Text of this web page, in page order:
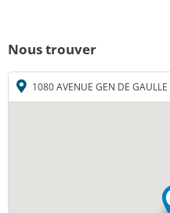
Nous trouver
1080 AVENUE GEN DE